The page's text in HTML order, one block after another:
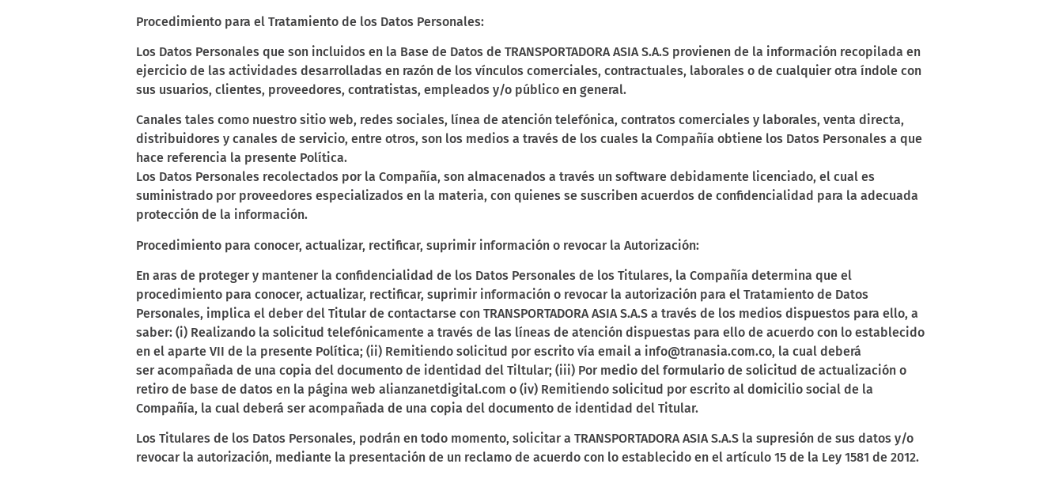
Procedimiento para el Tratamiento de los Datos Personales:
Los Datos Personales que son incluidos en la Base de Datos de TRANSPORTADORA ASIA S.A.S provienen de la información recopilada en
ejercicio de las actividades desarrolladas en razón de los vínculos comerciales, contractuales, laborales o de cualquier otra índole con
sus usuarios, clientes, proveedores, contratistas, empleados y/o público en general.
Canales tales como nuestro sitio web, redes sociales, línea de atención telefónica, contratos comerciales y laborales, venta directa,
distribuidores y canales de servicio, entre otros, son los medios a través de los cuales la Compañía obtiene los Datos Personales a que
hace referencia la presente Política.
Los Datos Personales recolectados por la Compañía, son almacenados a través un software debidamente licenciado, el cual es
suministrado por proveedores especializados en la materia, con quienes se suscriben acuerdos de confidencialidad para la adecuada
protección de la información.
Procedimiento para conocer, actualizar, rectificar, suprimir información o revocar la Autorización:
En aras de proteger y mantener la confidencialidad de los Datos Personales de los Titulares, la Compañía determina que el
procedimiento para conocer, actualizar, rectificar, suprimir información o revocar la autorización para el Tratamiento de Datos
Personales, implica el deberdel Titular de contactarse con TRANSPORTADORA ASIA S.A.S a través de los medios dispuestos para ello, a
saber: (i) Realizando la solicitud telefónicamente a través de las líneas de atención dispuestas para ello de acuerdo con lo establecido
en el aparte VII de la presente Política; (ii) Remitiendo solicitud por escrito vía email a info@tranasia.com.co, la cual deberá
seracompañada de una copia del documento de identidad del Tiltular; (iii) Por medio del formulario de solicitud de actualización o
retiro de base de datos en la página web alianzanetdigital.com o (iv) Remitiendo solicitud por escrito al domicilio social de la
Compañía, la cual deberá seracompañada de una copia del documento de identidad del Titular.
Los Titulares de los Datos Personales, podrán en todo momento, solicitar a TRANSPORTADORA ASIA S.A.S la supresión de sus datos y/o
revocar la autorización, mediante la presentación de un reclamo de acuerdo con lo establecido en el artículo 15 de la Ley 1581 de 2012.